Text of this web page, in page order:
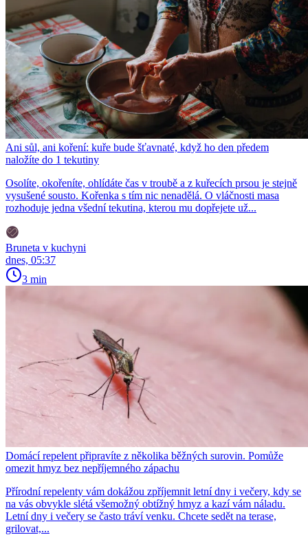
Ani sůl, ani koření: kuře bude šťavnaté, když ho den předem
naložíte do 1 tekutiny
Osolíte, okořeníte, ohlídáte čas v troubě a z kuřecích prsou je stejně
vysušené sousto. Kořenka s tím nic nenadělá. O vláčnosti masa
rozhoduje jedna všední tekutina, kterou mu dopřejete už...
Bruneta v kuchyni
dnes, 05:37
3 min
Domácí repelent připravíte z několika běžných surovin. Pomůže
omezit hmyz bez nepříjemného zápachu
Přírodní repelenty vám dokážou zpříjemnit letní dny i večery, kdy se
na vás obvykle slétá všemožný obtížný hmyz a kazí vám náladu.
Letní dny i večery se často tráví venku. Chcete sedět na terase,
grilovat,...